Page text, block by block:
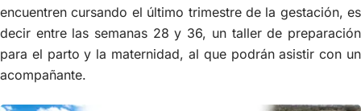
encuentren cursando el último trimestre de la gestación, es
decir entre las semanas 28 y 36, un taller de preparación
para el parto y la maternidad, al que podrán asistir con un
acompañante.